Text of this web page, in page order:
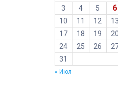
3
4 5 6
10
11 12 13
17
18 19 20
24
25 26
31
« Июл